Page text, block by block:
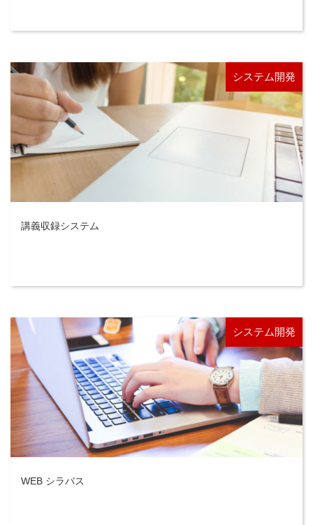
システム開発
講義収録システム
システム開発
WEB シラバス